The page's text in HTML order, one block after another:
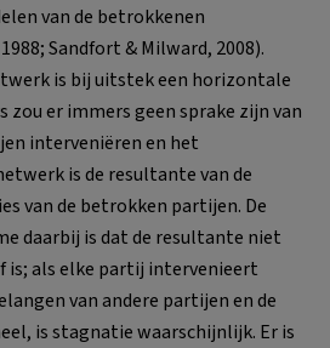
van de betrokkenen
Sandfort & Milward, 2008).
is bij uitstek een horizontale
zou er immers geen sprake zijn van
interveniëren en het
is de resultante van de
van de betrokken partijen. De
daarbij is dat de resultante niet
is; als elke partij intervenieert
van andere partijen en de
is stagnatie waarschijnlijk. Er is